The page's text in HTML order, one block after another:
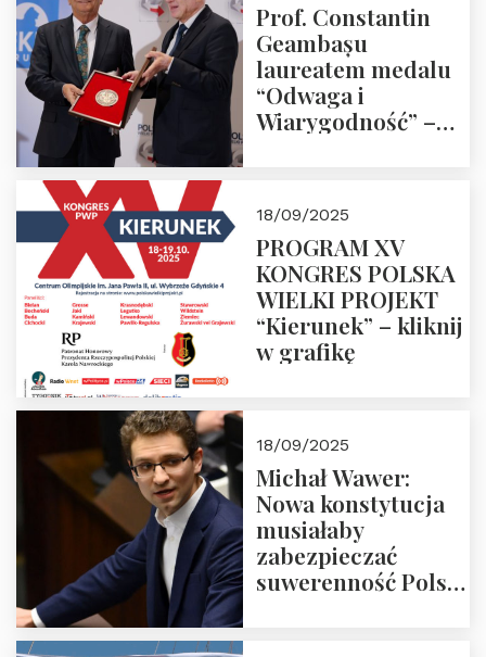
Prof. Constantin
Geambașu
laureatem medalu
“Odwaga i
Wiarygodność” –
18/09/2025
PROGRAM XV
KONGRES POLSKA
WIELKI PROJEKT
“Kierunek” – kliknij
w grafikę
18/09/2025
Michał Wawer:
Nowa konstytucja
musiałaby
zabezpieczać
suwerenność Polski